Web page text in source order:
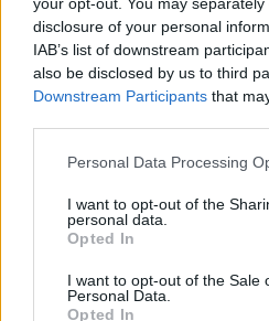
disclosure of your personal
IAB’s list of downstream
also be disclosed by us to third
Downstream Participants that
Personal Data Processing
I want to opt-out of the
personal data.
Opted In
I want to opt-out of the Sale
Personal Data.
Opted In
OpTic Gaming i PENTY
występował wspólnie z
Z kolei Halimi to
którego możemy oglądać w
Filipem "TUDSONEM"
oraz juanflatroo czuwać
współpracował z serbską
inwestora oraz zasobów,
mocne wejście do branży,